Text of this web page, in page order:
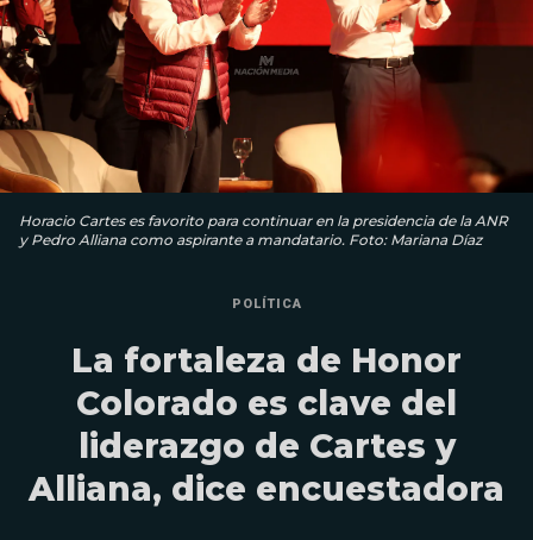
Horacio Cartes es favorito para continuar en la presidencia de la ANR
y Pedro Alliana como aspirante a mandatario. Foto: Mariana Díaz
POLÍTICA
La fortaleza de Honor
Colorado es clave del
liderazgo de Cartes y
Alliana, dice encuestadora